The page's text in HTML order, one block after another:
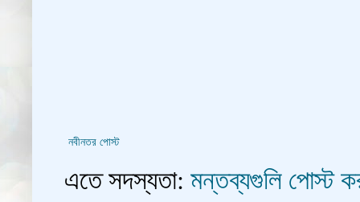
নবীনতর পোস্ট
এতে সদস্যতা: মন্তব্যগুলি পোস্ট